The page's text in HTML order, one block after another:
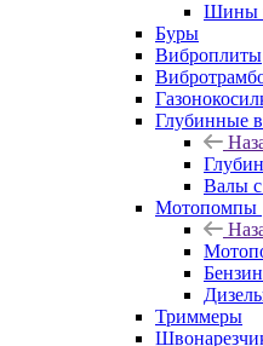
Шины
Буры
Виброплиты
Глубинные
Валы с
Мотопомпы
Триммеры